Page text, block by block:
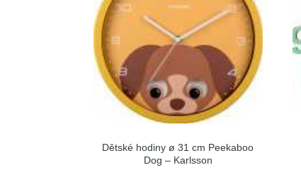
Dětské hodiny ø 31 cm Peekaboo
Dog – Karlsson